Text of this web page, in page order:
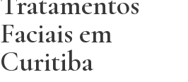
Faciais em
Curitiba